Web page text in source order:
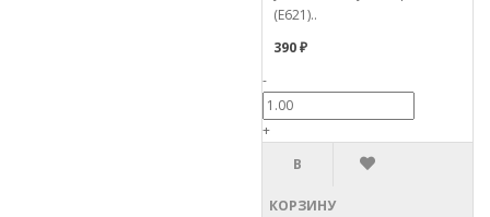
(Е621)..
390 ₽
-
+
В
КОРЗИНУ